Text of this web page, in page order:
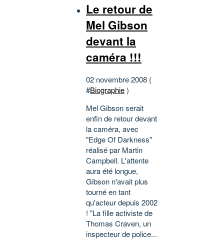
Le retour de
Mel Gibson
devant la
caméra !!!
02 novembre 2008 (
#Biographie)
Mel Gibson serait
enfin de retour devant
la caméra, avec
"Edge Of Darkness"
réalisé par Martin
Campbell. L'attente
aura été longue,
Gibson n'avait plus
tourné en tant
qu'acteur depuis 2002
! "La fille activiste de
Thomas Craven, un
inspecteur de police...